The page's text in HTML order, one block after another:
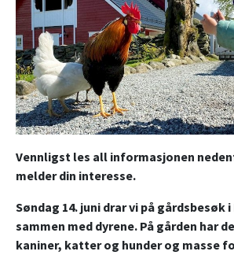
Vennligst les all informasjonen
melder din interesse.
Søndag 14. juni drar vi på gårdsbesøk
sammen med dyrene. På gården har
kaniner, katter og hunder og masse